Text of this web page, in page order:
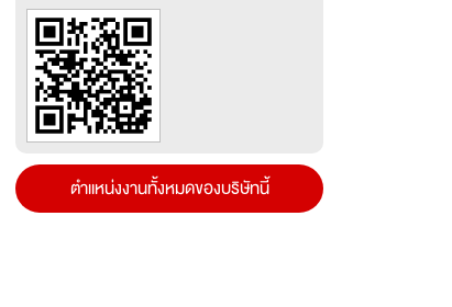
ตำแหน่งงานทั้งหมดของบริษัทนี้